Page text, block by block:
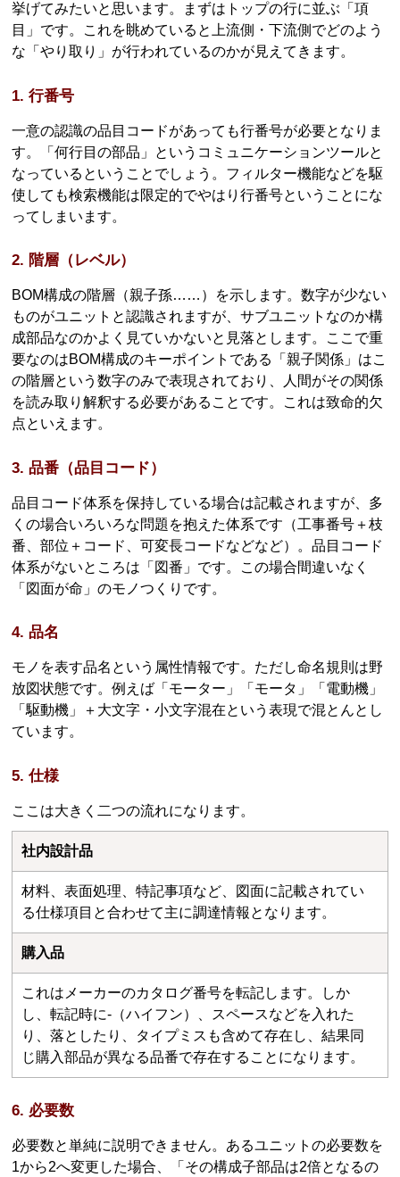
挙げてみたいと思います。まずはトップの行に並ぶ「項
目」です。これを眺めていると上流側・下流側でどのよう
な「やり取り」が行われているのかが見えてきます。
1. 行番号
一意の認識の品目コードがあっても行番号が必要となりま
す。「何行目の部品」というコミュニケーションツールと
なっているということでしょう。フィルター機能などを駆
使しても検索機能は限定的でやはり行番号ということにな
ってしまいます。
2. 階層（レベル）
BOM構成の階層（親子孫……）を示します。数字が少ない
ものがユニットと認識されますが、サブユニットなのか構
成部品なのかよく見ていかないと見落とします。ここで重
要なのはBOM構成のキーポイントである「親子関係」はこ
の階層という数字のみで表現されており、人間がその関係
を読み取り解釈する必要があることです。これは致命的欠
点といえます。
3. 品番（品目コード）
品目コード体系を保持している場合は記載されますが、多
くの場合いろいろな問題を抱えた体系です（工事番号＋枝
番、部位＋コード、可変長コードなどなど）。品目コード
体系がないところは「図番」です。この場合間違いなく
「図面が命」のモノつくりです。
4. 品名
モノを表す品名という属性情報です。ただし命名規則は野
放図状態です。例えば「モーター」「モータ」「電動機」
「駆動機」＋大文字・小文字混在という表現で混とんとし
ています。
5. 仕様
ここは大きく二つの流れになります。
社内設計品
材料、表面処理、特記事項など、図面に記載されてい
る仕様項目と合わせて主に調達情報となります。
購入品
これはメーカーのカタログ番号を転記します。しか
し、転記時に-（ハイフン）、スペースなどを入れた
り、落としたり、タイプミスも含めて存在し、結果同
じ購入部品が異なる品番で存在することになります。
6. 必要数
必要数と単純に説明できません。あるユニットの必要数を
1から2へ変更した場合、「その構成子部品は2倍となるの